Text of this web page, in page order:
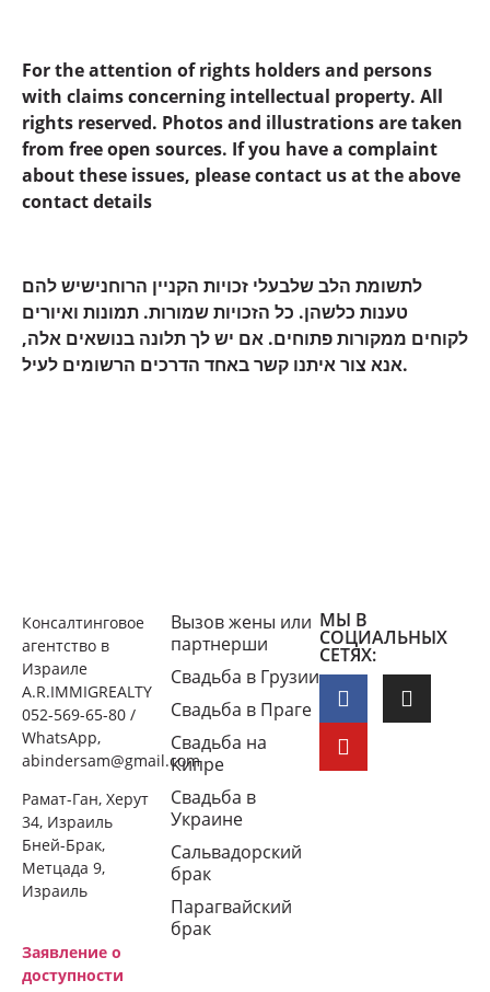
For the attention of rights holders and persons
with claims concerning intellectual property. All
rights reserved. Photos and illustrations are taken
from free open sources. If you have a complaint
about these issues, please contact us at the above
contact details
לתשומת הלב שלבעלי זכויות הקניין הרוחנישיש להם
טענות כלשהן. כל הזכויות שמורות. תמונות ואיורים
לקוחים ממקורות פתוחים. אם יש לך תלונה בנושאים אלה,
אנא צור איתנו קשר באחד הדרכים הרשומים לעיל.
Консалтинговое
агентство в
Израиле
A.R.IMMIGREALTY
052-569-65-80 /
WhatsApp,
abindersam@gmail.com
Рамат-Ган, Херут
34, Израиль
Бней-Брак,
Метцада 9,
Израиль
Заявление о
доступности
Вызов жены или
партнерши
Свадьба в Грузии
Свадьба в Праге
Свадьба на
Кипре
Свадьба в
Украине
Сальвадорский
брак
Парагвайский
брак
МЫ В
СОЦИАЛЬНЫХ
СЕТЯХ: